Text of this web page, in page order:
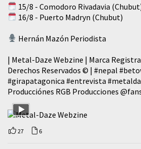
15/8 - Comodoro Rivadavia
16/8 - Puerto Madryn (Chubut)
Hernán Mazón Periodista
| Metal-Daze Webzine | Marca
Derechos Reservados © | #nepal
#girapatagonica #entrevista
Producciónes RGB Producciones
27 6